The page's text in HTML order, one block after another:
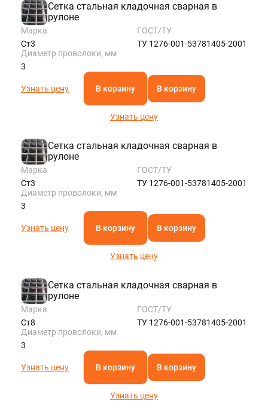
Сетка стальная кладочная сварная в
рулоне
Марка
Ст3
ГОСТ/ТУ
ТУ 1276-001-53781405-2001
Диаметр проволоки, мм
3
Узнать цену В корзину В корзину
Узнать цену
Сетка стальная кладочная сварная в
рулоне
Марка
Ст3
ГОСТ/ТУ
ТУ 1276-001-53781405-2001
Диаметр проволоки, мм
3
Узнать цену В корзину В корзину
Узнать цену
Сетка стальная кладочная сварная в
рулоне
Марка
Ст8
ГОСТ/ТУ
ТУ 1276-001-53781405-2001
Диаметр проволоки, мм
3
Узнать цену В корзину В корзину
Узнать цену